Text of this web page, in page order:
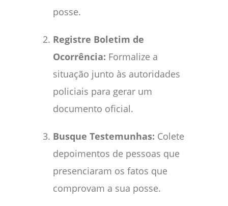
posse.
Registre Boletim de
Ocorrência: Formalize a
situação junto às autoridades
policiais para gerar um
documento oficial.
Busque Testemunhas: Colete
depoimentos de pessoas que
presenciaram os fatos que
comprovam a sua posse.